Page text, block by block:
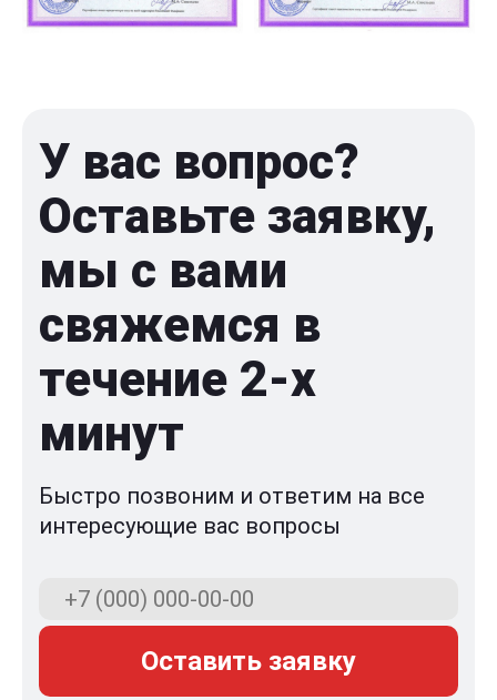
У вас вопрос?
Оставьте заявку,
мы с вами
свяжемся в
течение 2-x
минут
Быстро позвоним и ответим на все
интересующие вас вопросы
Оставить заявку